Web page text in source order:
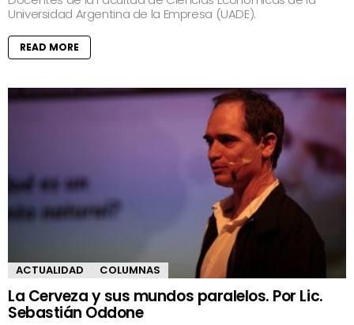
Universidad Argentina de la Empresa (UADE).
READ MORE
ACTUALIDAD COLUMNAS
La Cerveza y sus mundos paralelos. Por Lic.
Sebastián Oddone